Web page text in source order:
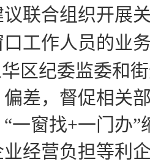
议联合组织开展
口工作人员的业
纪委监委和街
差，督促相关
一窗找+一门办
业经营负担等利